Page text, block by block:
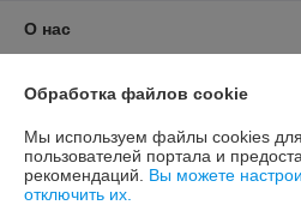
О нас
Контакты
Доставка и оплата
График работы
Обработка файлов cookie
Мы используем файлы cookies
пользователей портала и
рекомендаций. Вы можете
отключить их.